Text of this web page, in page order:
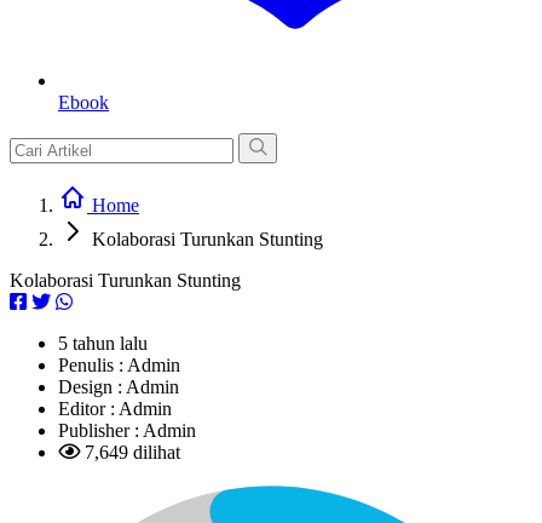
Ebook
Home
Kolaborasi Turunkan Stunting
Kolaborasi Turunkan Stunting
5 tahun lalu
Penulis : Admin
Design : Admin
Editor : Admin
Publisher : Admin
7,649 dilihat